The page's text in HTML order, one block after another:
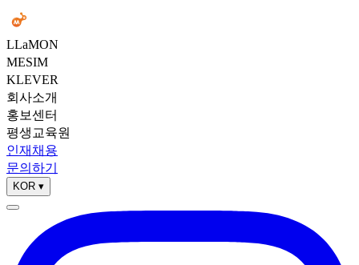
LLaMON
MESIM
KLEVER
회사소개
홍보센터
평생교육원
인재채용
문의하기
KOR ▾